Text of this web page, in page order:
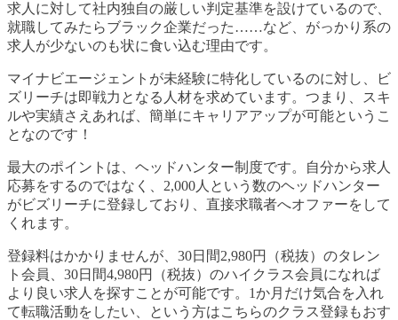
求人に対して社内独自の厳しい判定基準を設けているので、
就職してみたらブラック企業だった……など、がっかり系の
求人が少ないのも状に食い込む理由です。
マイナビエージェントが未経験に特化しているのに対し、ビ
ズリーチは即戦力となる人材を求めています。つまり、スキ
ルや実績さえあれば、簡単にキャリアアップが可能というこ
となのです！
最大のポイントは、ヘッドハンター制度です。自分から求人
応募をするのではなく、2,000人という数のヘッドハンター
がビズリーチに登録しており、直接求職者へオファーをして
くれます。
登録料はかかりませんが、30日間2,980円（税抜）のタレン
ト会員、30日間4,980円（税抜）のハイクラス会員になれば
より良い求人を探すことが可能です。1か月だけ気合を入れ
て転職活動をしたい、という方はこちらのクラス登録もおす